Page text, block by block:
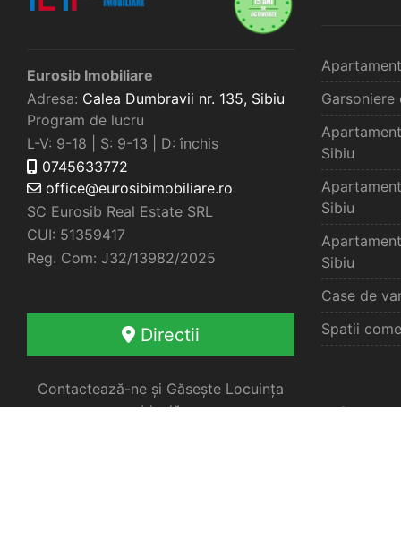
Eurosib Imobiliare
Adresa: Calea Dumbravii nr. 135, Sibiu
Program de lucru
L-V: 9-18 | S: 9-13 | D: închis
0745633772
office@eurosibimobiliare.ro
SC Eurosib Real Estate SRL
CUI: 51359417
Reg. Com: J32/13982/2025
Directii
Contactează-ne și Găsește Locuința
Ideală
Garsoniere
Sibiu
Sibiu
Sibiu
Case de
Spatii
Oferte